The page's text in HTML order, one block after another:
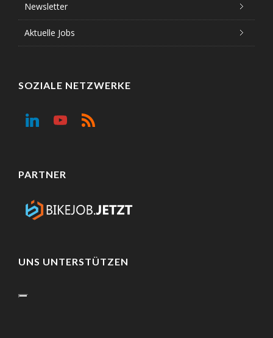
Newsletter
Aktuelle Jobs
SOZIALE NETZWERKE
PARTNER
UNS UNTERSTÜTZEN